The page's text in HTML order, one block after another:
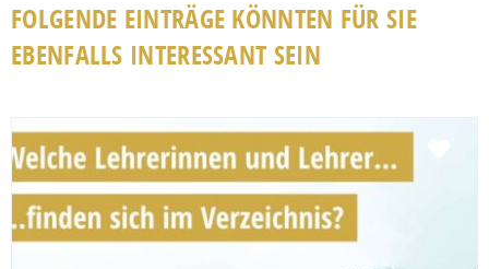
FOLGENDE EINTRÄGE KÖNNTEN FÜR SIE
EBENFALLS INTERESSANT SEIN